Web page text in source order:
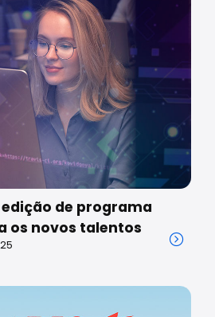
edição de programa
os novos talentos